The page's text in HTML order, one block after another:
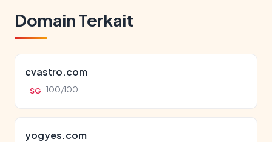
Domain Terkait
cvastro.com
SG 100/100
yogyes.com